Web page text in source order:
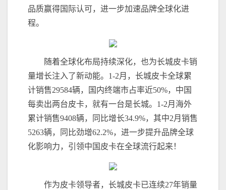
品质赢得国际认可，进一步加速品牌全球化进
程。
随着全球化布局持续深化，也为长城皮卡销
量增长注入了新动能。1-2月，长城皮卡全球累
计销售29584辆，国内终端市占率近50%，中国
每卖出两台皮卡，就有一台是长城。1-2月海外
累计销售9408辆，同比增长34.9%，其中2月销售
5263辆，同比劲增62.2%，进一步提升品牌全球
化影响力，引领中国皮卡在全球流行起来！
作为皮卡领导者，长城皮卡已连续27年销量